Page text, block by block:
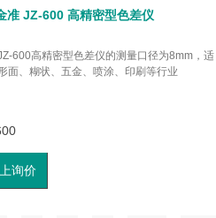
准 JZ-600 高精密型色差仪
600高精密型色差仪的测量口径为8mm，适
面、糊状、五金、喷涂、印刷等行业
询价